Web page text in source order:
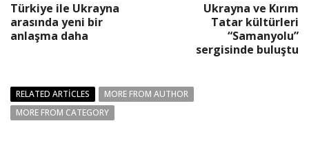
Türkiye ile Ukrayna
arasında yeni bir
anlaşma daha
Ukrayna ve Kırım
Tatar kültürleri
“Samanyolu”
sergisinde buluştu
RELATED ARTICLES
MORE FROM AUTHOR
MORE FROM CATEGORY